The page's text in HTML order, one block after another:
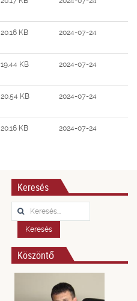
20.16 KB 2024-07-24
19.44 KB 2024-07-24
20.54 KB 2024-07-24
20.16 KB 2024-07-24
Keresés
Keresés...
Keresés
Köszöntő